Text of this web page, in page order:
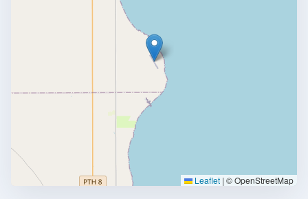
Leaflet | © OpenStreetMap